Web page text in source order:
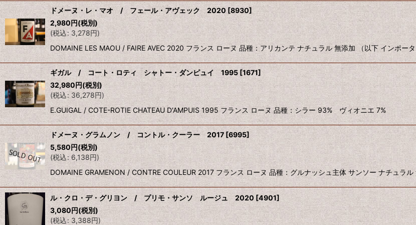
ドメーヌ・レ・マオ / フェール・アヴェック 2020 [8930]
2,980円(税別)
(税込: 3,278円)
DOMAINE LES MAOU / FAIRE AVEC 2020 フランス ローヌ 品種：アリカンテ ナチュラル 無添加 （以下 インポー
ギガル / コート・ロティ シャトー・ダンピュイ 1995 [1671]
32,980円(税別)
(税込: 36,278円)
E.GUIGAL / COTE-ROTIE CHATEAU D'AMPUIS 1995 フランス ローヌ 品種：シラー 93% ヴィオニエ 7%
ドメーヌ・グラムノン / コントル・クーラー 2017 [6995]
5,580円(税別)
(税込: 6,138円)
DOMAINE GRAMENON / CONTRE COULEUR 2017 フランス ローヌ 品種：グルナッシュ主体 サンソー ナチュラル
ル・クロ・デ・グリヨン / プリモ・サンソ ルージュ 2020 [4901]
3,080円(税別)
(税込: 3,388円)